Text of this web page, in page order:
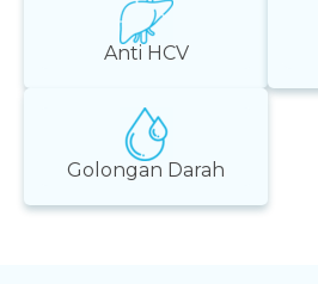
Anti HCV
Golongan Darah